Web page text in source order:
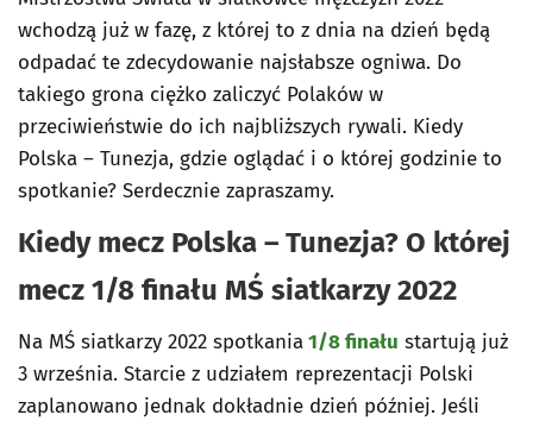
wchodzą już w fazę, z której to z dnia na dzień będą
odpadać te zdecydowanie najsłabsze ogniwa. Do
takiego grona ciężko zaliczyć Polaków w
przeciwieństwie do ich najbliższych rywali. Kiedy
Polska – Tunezja, gdzie oglądać i o której godzinie to
spotkanie? Serdecznie zapraszamy.
Kiedy mecz Polska – Tunezja? O której
mecz 1/8 finału MŚ siatkarzy 2022
Na MŚ siatkarzy 2022 spotkania1/8 finału startują już
3 września. Starcie z udziałem reprezentacji Polski
zaplanowano jednak dokładnie dzień później. Jeśli